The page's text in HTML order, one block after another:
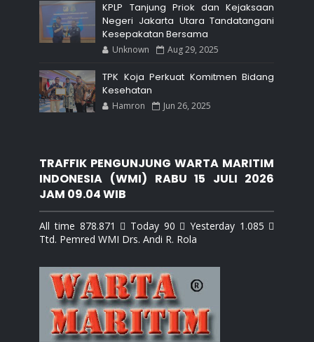
KPLP Tanjung Priok dan Kejaksaan
Negeri Jakarta Utara Tandatangani
Kesepakatan Bersama
Unknown Aug 29, 2025
TPK Koja Perkuat Komitmen Bidang
Kesehatan
Hamron Jun 26, 2025
TRAFFIK PENGUNJUNG WARTA MARITIM
INDONESIA (WMI) RABU 15 JULI 2026
JAM 09.04 WIB
All time 878.871  Today 90  Yesterday 1.085 
Ttd. Pemred WMI Drs. Andi R. Rola